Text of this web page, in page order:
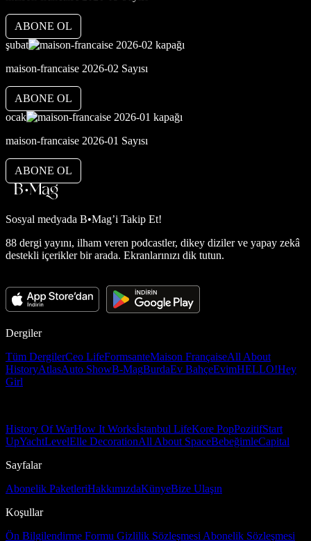
ABONE OL
şubat
maison-francaise 2026-02 Sayısı
ABONE OL
ocak
maison-francaise 2026-01 Sayısı
ABONE OL
Sosyal medyada B•Mag’i Takip Et!
88 dergi yayını, ilham veren podcastler, dikey diziler ve yapay zekâ
destekli içerikler bir arada. Ekranlarınızı dik tutun.
Dergiler
Tüm DergilerCeo LifeFormsanteMaison FrançaiseAll About
HistoryAtlasAuto ShowB-MagBurdaEv BahçeEvimHELLO!Hey
Girl
History Of WarHow It Worksİstanbul LifeKore PopPozitifStart
UpYachtLevelElle DecorationAll About SpaceBebeğimleCapital
Sayfalar
Abonelik PaketleriHakkımızdaKünyeBize Ulaşın
Koşullar
Ön Bilgilendirme Formu Gizlilik Sözleşmesi Abonelik Sözleşmesi